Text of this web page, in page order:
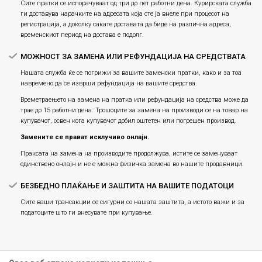
Сите пратки се испорачуваат од три до пет работни дена. Курирската служба
ги доставува нарачките на адресата која сте ја внеле при процесот на
регистрација, а доколку сакате доставата да биде на различна адреса,
временскиот период на достава е подолг.
МОЖНОСТ ЗА ЗАМЕНА ИЛИ РЕФУНДАЦИЈА НА СРЕДСТВАТА
Нашата служба ќе се погрижи за вашите заменски пратки, како и за тоа
навремено да се изврши рефундација на вашите средства.
Времетраењето на замена на пратка или рефундацијa на средства може да
трае до 15 работни дена. Трошоците за замена на производи се на товар на
купувачот, освен кога купувачот добил оштетен или погрешен производ.
Замените се прават исклучиво онлајн.
Праксата на замена на производите продолжува, истите се заменуваат
единствено онлајн и не е можна физичка замена во нашите продавници.
БЕЗБЕДНО ПЛАЌАЊЕ И ЗАШТИТА НА ВАШИТЕ ПОДАТОЦИ
Сите ваши трансакции се сигурни со нашата заштита, а истото важи и за
податоците што ги внесувате при купување.